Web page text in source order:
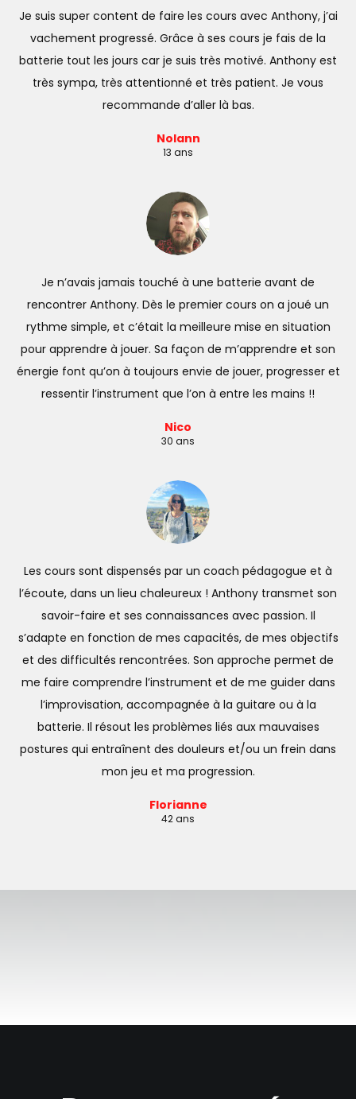
Je suis super content de faire les cours avec Anthony, j’ai
vachement progressé. Grâce à ses cours je fais de la
batterie tout les jours car je suis très motivé. Anthony est
très sympa, très attentionné et très patient. Je vous
recommande d’aller là bas.
Nolann
13 ans
Je n’avais jamais touché à une batterie avant de
rencontrer Anthony. Dès le premier cours on a joué un
rythme simple, et c’était la meilleure mise en situation
pour apprendre à jouer. Sa façon de m’apprendre et son
énergie font qu’on à toujours envie de jouer, progresser et
ressentir l’instrument que l’on à entre les mains !!
Nico
30 ans
Les cours sont dispensés par un coach pédagogue et à
l’écoute, dans un lieu chaleureux ! Anthony transmet son
savoir-faire et ses connaissances avec passion. Il
s’adapte en fonction de mes capacités, de mes objectifs
et des difficultés rencontrées. Son approche permet de
me faire comprendre l’instrument et de me guider dans
l’improvisation, accompagnée à la guitare ou à la
batterie. Il résout les problèmes liés aux mauvaises
postures qui entraînent des douleurs et/ou un frein dans
mon jeu et ma progression.
Florianne
42 ans